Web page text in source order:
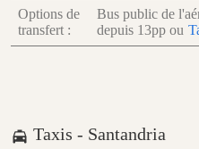
Options de
transfert :
Bus public de
depuis 13pp ou
Taxis - Santandria